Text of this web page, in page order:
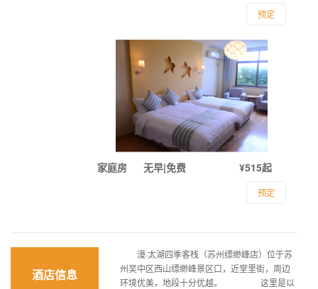
预定
家庭房 ¥515起
无早|免费
预定
酒店信息
漫·太湖四季客栈（苏州缥缈峰店）位于苏
州吴中区西山缥缈峰景区口，近堂里街，周边
环境优美，地段十分优越。 这里是以